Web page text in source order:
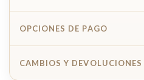
OPCIONES DE PAGO
CAMBIOS Y DEVOLUCIONES